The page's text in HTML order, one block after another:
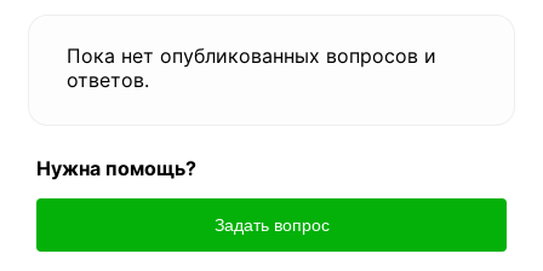
Пока нет опубликованных вопросов и
ответов.
Нужна помощь?
Задать вопрос